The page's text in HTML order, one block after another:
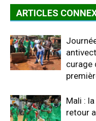
ARTICLES
curage
Mali :
retour